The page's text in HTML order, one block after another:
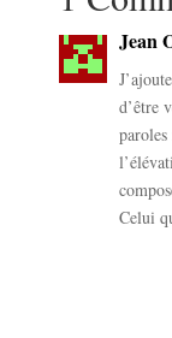
Jean
d’être
Celui